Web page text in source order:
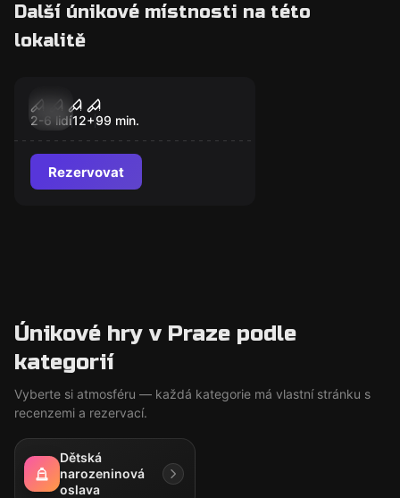
Další únikové místnosti na této
lokalitě
Nový
SAFE: The secret of
Jack Daniel's
2-6 lidí12+99 min.
Rezervovat
Únikové hry v Praze podle
kategorií
Vyberte si atmosféru — každá kategorie má vlastní stránku s
recenzemi a rezervací.
Dětská
narozeninová
oslava